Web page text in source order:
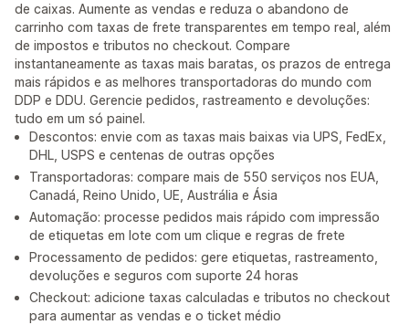
de caixas. Aumente as vendas e reduza o abandono de
carrinho com taxas de frete transparentes em tempo real, além
de impostos e tributos no checkout. Compare
instantaneamente as taxas mais baratas, os prazos de entrega
mais rápidos e as melhores transportadoras do mundo com
DDP e DDU. Gerencie pedidos, rastreamento e devoluções:
tudo em um só painel.
Descontos: envie com as taxas mais baixas via UPS, FedEx,
DHL, USPS e centenas de outras opções
Transportadoras: compare mais de 550 serviços nos EUA,
Canadá, Reino Unido, UE, Austrália e Ásia
Automação: processe pedidos mais rápido com impressão
de etiquetas em lote com um clique e regras de frete
Processamento de pedidos: gere etiquetas, rastreamento,
devoluções e seguros com suporte 24 horas
Checkout: adicione taxas calculadas e tributos no checkout
para aumentar as vendas e o ticket médio